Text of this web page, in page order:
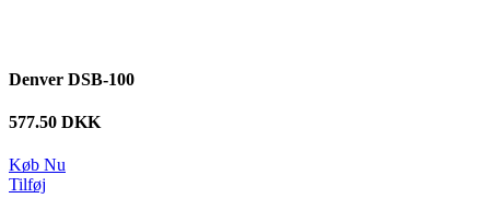
Denver DSB-100
577.50 DKK
Køb Nu
Tilføj